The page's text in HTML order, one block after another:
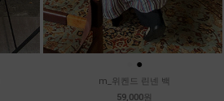
●
m_위켄드 린넨 백
59,000원